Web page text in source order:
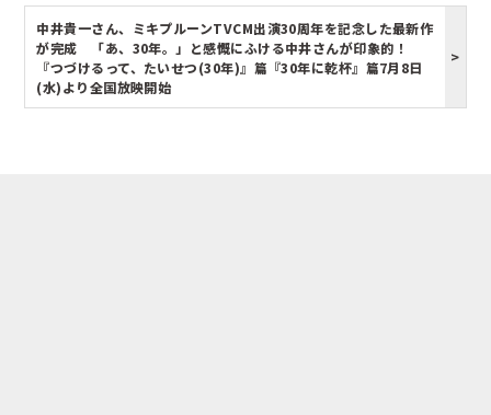
中井貴一さん、ミキプルーンTVCM出演30周年を記念した最新作
が完成 「あ、30年。」と感慨にふける中井さんが印象的！
『つづけるって、たいせつ(30年)』篇『30年に乾杯』篇7月8日
(水)より全国放映開始